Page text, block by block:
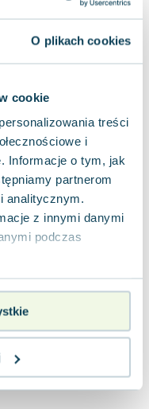
O plikach cookies
cookie
treści
i
Informacje o tym, jak
partnerom
analitycznym.
z innymi danymi
podczas